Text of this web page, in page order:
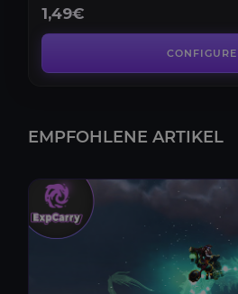
1,49€
CONFIGURE
EMPFOHLENE ARTIKEL